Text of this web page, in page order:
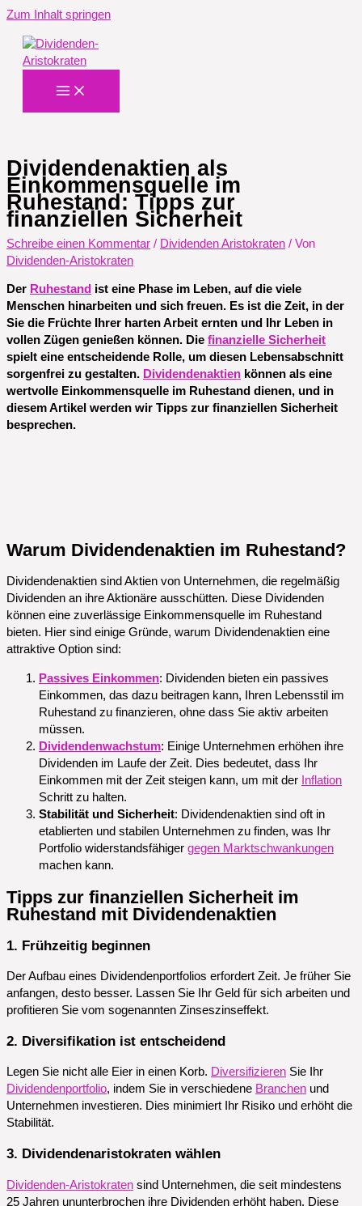
Zum Inhalt springen
Dividendenaktien als
Einkommensquelle im
Ruhestand: Tipps zur
finanziellen Sicherheit
Schreibe einen Kommentar / Dividenden Aristokraten / Von
Dividenden-Aristokraten
Der Ruhestand ist eine Phase im Leben, auf die viele
Menschen hinarbeiten und sich freuen. Es ist die Zeit, in der
Sie die Früchte Ihrer harten Arbeit ernten und Ihr Leben in
vollen Zügen genießen können. Die finanzielle Sicherheit
spielt eine entscheidende Rolle, um diesen Lebensabschnitt
sorgenfrei zu gestalten. Dividendenaktien können als eine
wertvolle Einkommensquelle im Ruhestand dienen, und in
diesem Artikel werden wir Tipps zur finanziellen Sicherheit
besprechen.
Warum Dividendenaktien im Ruhestand?
Dividendenaktien sind Aktien von Unternehmen, die regelmäßig
Dividenden an ihre Aktionäre ausschütten. Diese Dividenden
können eine zuverlässige Einkommensquelle im Ruhestand
bieten. Hier sind einige Gründe, warum Dividendenaktien eine
attraktive Option sind:
Passives Einkommen: Dividenden bieten ein passives
Einkommen, das dazu beitragen kann, Ihren Lebensstil im
Ruhestand zu finanzieren, ohne dass Sie aktiv arbeiten
müssen.
Dividendenwachstum: Einige Unternehmen erhöhen ihre
Dividenden im Laufe der Zeit. Dies bedeutet, dass Ihr
Einkommen mit der Zeit steigen kann, um mit der Inflation
Schritt zu halten.
Stabilität und Sicherheit: Dividendenaktien sind oft in
etablierten und stabilen Unternehmen zu finden, was Ihr
Portfolio widerstandsfähiger gegen Marktschwankungen
machen kann.
Tipps zur finanziellen Sicherheit im
Ruhestand mit Dividendenaktien
1. Frühzeitig beginnen
Der Aufbau eines Dividendenportfolios erfordert Zeit. Je früher Sie
anfangen, desto besser. Lassen Sie Ihr Geld für sich arbeiten und
profitieren Sie vom sogenannten Zinseszinseffekt.
2. Diversifikation ist entscheidend
Legen Sie nicht alle Eier in einen Korb. Diversifizieren Sie Ihr
Dividendenportfolio, indem Sie in verschiedene Branchen und
Unternehmen investieren. Dies minimiert Ihr Risiko und erhöht die
Stabilität.
3. Dividendenaristokraten wählen
Dividenden-Aristokraten sind Unternehmen, die seit mindestens
25 Jahren ununterbrochen ihre Dividenden erhöht haben. Diese